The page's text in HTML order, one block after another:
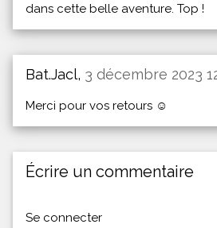
dans cette belle aventure. Top !
Bat.Jacl, 3 décembre 2023
Merci pour vos retours ☺️
Écrire un commentaire
Se connecter